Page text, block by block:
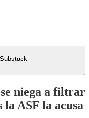
niega a filtrar
ASF la acusa